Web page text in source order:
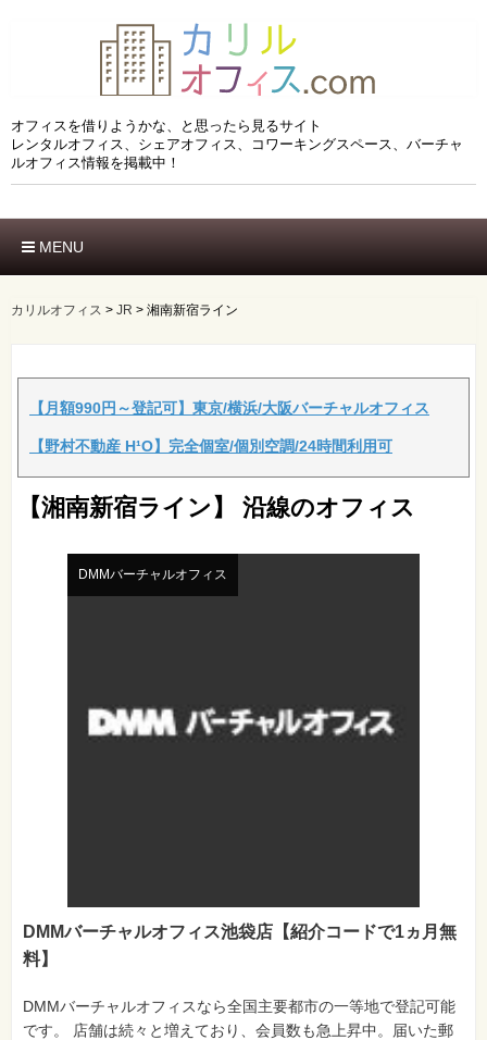
オフィスを借りようかな、と思ったら見るサイト
レンタルオフィス、シェアオフィス、コワーキングスペース、バーチャ
ルオフィス情報を掲載中！
MENU
特徴でさがす
カリルオフィス > JR > 湘南新宿ライン
【月額990円～登記可】東京/横浜/大阪バーチャルオフィス
【野村不動産 H¹O】完全個室/個別空調/24時間利用可
【湘南新宿ライン】 沿線のオフィス
DMMバーチャルオフィス
DMMバーチャルオフィス池袋店【紹介コードで1ヵ月無
料】
DMMバーチャルオフィスなら全国主要都市の一等地で登記可能
です。 店舗は続々と増えており、会員数も急上昇中。届いた郵